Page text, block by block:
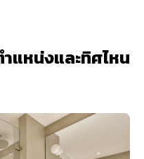
แหน่งและทิศไหน